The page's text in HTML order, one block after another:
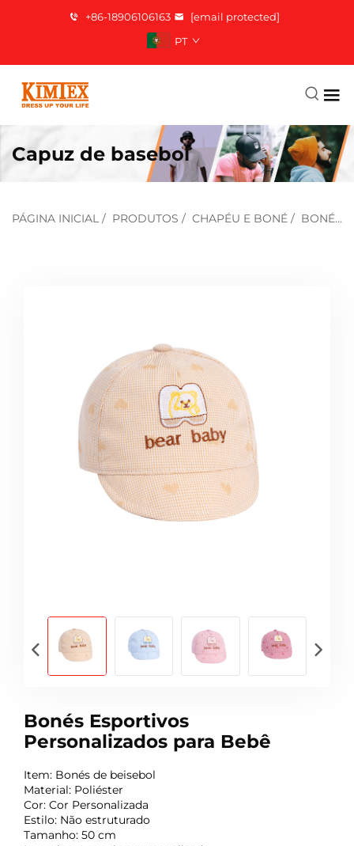
+86-18906106163
[email protected]
PT
Capuz de basebol
PÁGINA INICIAL / PRODUTOS / CHAPÉU E BONÉ / BONÉ DE BEISEBOL
Bonés Esportivos
Personalizados para Bebê
Item: Bonés de beisebol
Material: Poliéster
Cor: Cor Personalizada
Estilo: Não estruturado
Tamanho: 50 cm